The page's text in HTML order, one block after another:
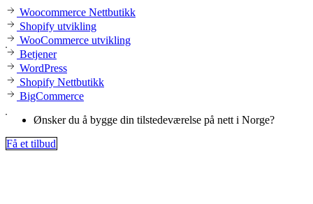
Woocommerce Nettbutikk
Shopify utvikling
WooCommerce utvikling
Betjener
WordPress
Shopify Nettbutikk
BigCommerce
Ønsker du å bygge din tilstedeværelse på nett i Norge?
Få et tilbud